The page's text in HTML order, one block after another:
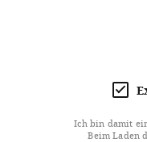
Ich bin damit
Beim Laden